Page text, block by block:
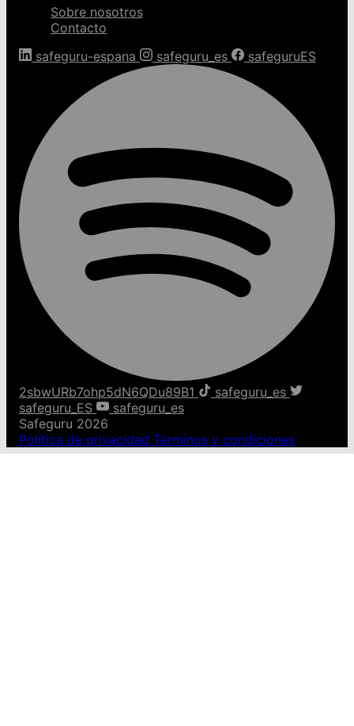
Sobre nosotros
Contacto
safeguru-espana
safeguru_es safeguruES
2sbwURb7ohp5dN6QDu89B1
safeguru_es
safeguru_ES
safeguru_es
Safeguru 2026
Política de privacidad Términos y condiciones